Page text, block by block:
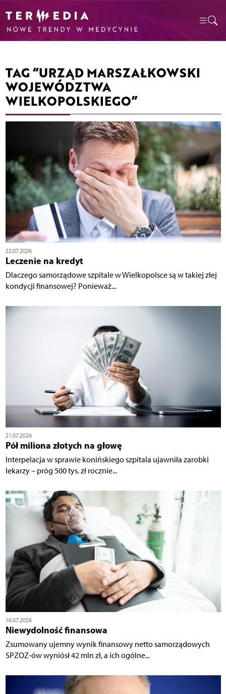
TAG “URZĄD MARSZAŁKOWSKI
WOJEWÓDZTWA
WIELKOPOLSKIEGO”
22.07.2026
Leczenie na kredyt
Dlaczego samorządowe szpitale w Wielkopolsce są w takiej złej
kondycji finansowej? Ponieważ...
21.07.2026
Pół miliona złotych na głowę
Interpelacja w sprawie konińskiego szpitala ujawniła zarobki
lekarzy – próg 500 tys. zł rocznie...
16.07.2026
Niewydolność finansowa
Zsumowany ujemny wynik finansowy netto samorządowych
SPZOZ-ów wyniósł 42 mln zł, a ich ogólne...